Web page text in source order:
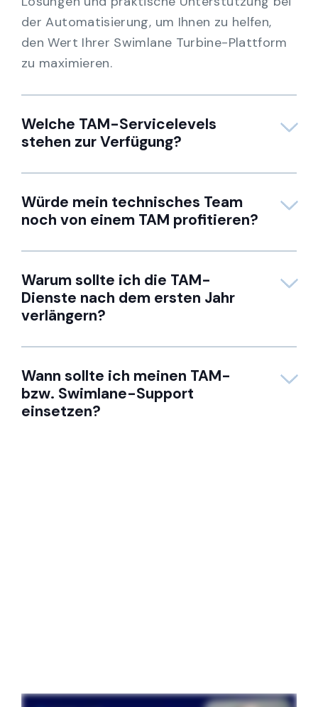
der Automatisierung, um Ihnen zu helfen,
den Wert Ihrer Swimlane Turbine-Plattform
zu maximieren.
Welche TAM-Servicelevels
stehen zur Verfügung?
Würde mein technisches Team
noch von einem TAM profitieren?
Warum sollte ich die TAM-
Dienste nach dem ersten Jahr
verlängern?
Wann sollte ich meinen TAM-
bzw. Swimlane-Support
einsetzen?